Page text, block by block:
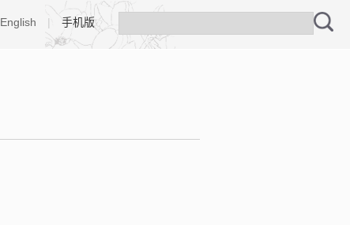
English | 手机版